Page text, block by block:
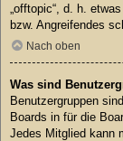
„offtopic“, d. h.
bzw. Angreifendes
Nach oben
Was sind
Benutzergruppen
Boards in für die
Jedes Mitglied kann